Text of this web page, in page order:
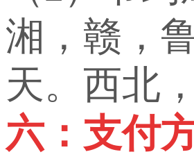
湘，赣，
天。西北
六：支付